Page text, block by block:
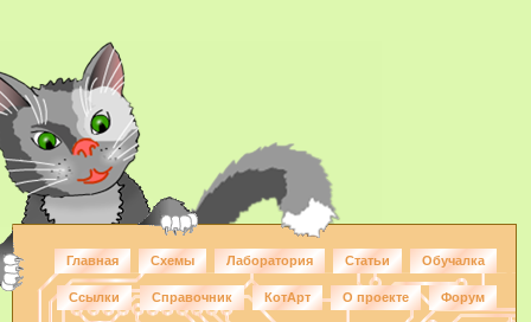
Главная Схемы Лаборатория Статьи Обучалка
Ссылки Справочник КотАрт О проекте Форум